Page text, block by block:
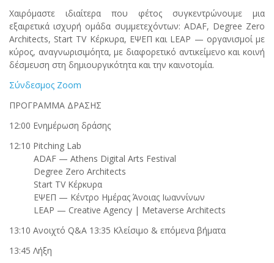
Χαιρόμαστε ιδιαίτερα που φέτος συγκεντρώνουμε μια
εξαιρετικά ισχυρή ομάδα συμμετεχόντων: ADAF, Degree Zero
Architects, Start TV Κέρκυρα, ΕΨΕΠ και LEAP — οργανισμοί με
κύρος, αναγνωρισιμόητα, με διαφορετικό αντικείμενο και κοινή
δέσμευση στη δημιουργικότητα και την καινοτομία.
Σύνδεσμος Zoom
ΠΡΟΓΡΑΜΜΑ ΔΡΑΣΗΣ
12:00 Ενημέρωση δράσης
12:10 Pitching Lab
ADAF — Athens Digital Arts Festival
Degree Zero Architects
Start TV Κέρκυρα
ΕΨΕΠ — Κέντρο Ημέρας Άνοιας Ιωαννίνων
LEAP — Creative Agency | Metaverse Architects
13:10 Ανοιχτό Q&A 13:35 Κλείσιμο & επόμενα βήματα
13:45 Λήξη